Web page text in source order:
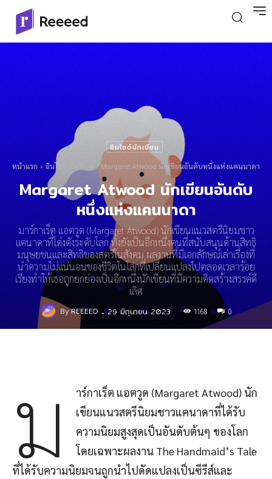
อินไซต์นักเขียน
หน้าแรก อินไซต์นักเขียน Margaret Atwood นักเขียนอันดับหนึ่งแห่งแคนนาดา
Margaret Atwood นักเขียนอันดับ
หนึ่งแห่งแคนนาดา
มาร์กาเร็ต แอตวูด (Margaret Atwood) นักเขียนแนวสตรีนิยมชาว
แคนาดาที่โด่งดังระดับโลก ทั้งยังเป็นอีกหนึ่งคนที่สนับสนุนด้านสิทธิ
มนุษยชนและสิทธิของสตรีในสังคม ผลงานที่มีเอกลักษณ์เล่าเรื่องที่
นำความไม่แน่นอนของชีวิตในโลกที่เปลี่ยนแปลงไปตลอดเวลาร้อย
เรียงทำให้เธอถูกยกย่องเป็นอีกหนึ่งนักเขียนที่มีความคิดสร้างสรรค์ดี
เลิศ
ByREEEED - 29 มิถุนายน 2023 1168 0
ม
าร์กาเร็ต แอตวูด (Margaret Atwood) นัก
เขียนแนวสตรีนิยมชาวแคนาดาที่ได้รับ
ความนิยมสูงสุดเป็นอันดับต้นๆ ของโลก
โดยเฉพาะผลงาน The Handmaid’s Tale
ที่ได้รับความนิยมจนถูกนำไปดัดแปลงเป็นซีรีส์และ